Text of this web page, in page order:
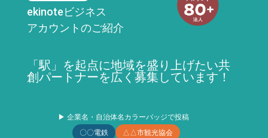
ekinoteビジネス
アカウントのご紹介
「駅」を起点に地域を盛り上げたい共
創パートナーを広く募集しています！
▶ 企業名・自治体名カラーバッジで投稿
〇〇電鉄
△△市観光協会